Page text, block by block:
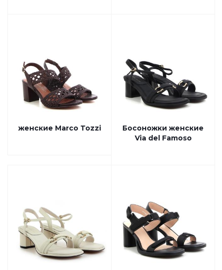
женские Marco Tozzi
Босоножки женские
Via del Famoso